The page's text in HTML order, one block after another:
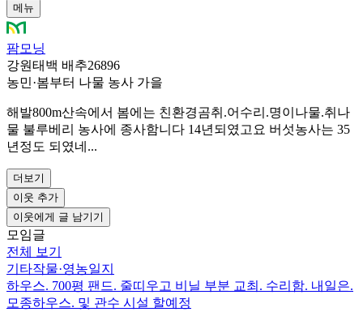
메뉴
팜모닝
강원태백 배추26896
농민·봄부터 나물 농사 가을
해발800m산속에서 봄에는 친환경곰취.어수리.명이나물.취나
물 불루베리 농사에 종사함니다 14년되였고요 버섯농사는 35
년정도 되였네...
더보기
이웃 추가
이웃에게 글 남기기
모임글
전체 보기
기타작물·영농일지
하우스. 700평 팬드. 줄띠우고 비닐 부분 교최. 수리함. 내일은.
모종하우스. 및 관수 시설 할예정